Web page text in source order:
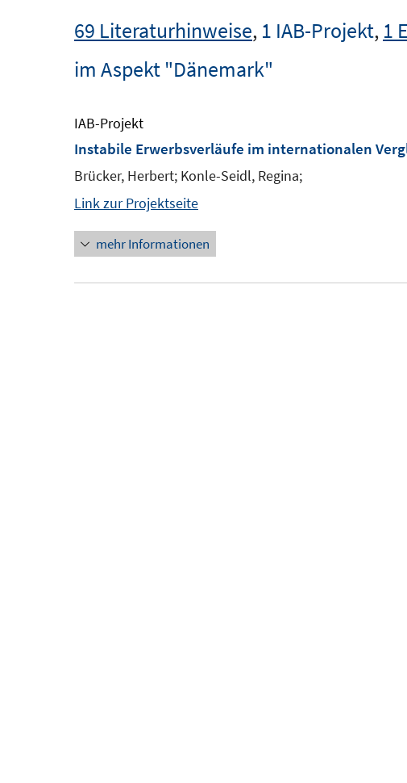
69 Literaturhinweise, 1 IAB-Projekt, 1
im Aspekt "Dänemark"
IAB-Projekt
Instabile Erwerbsverläufe im internationalen
Brücker, Herbert; Konle-Seidl, Regina;
Link zur Projektseite
mehr Informationen